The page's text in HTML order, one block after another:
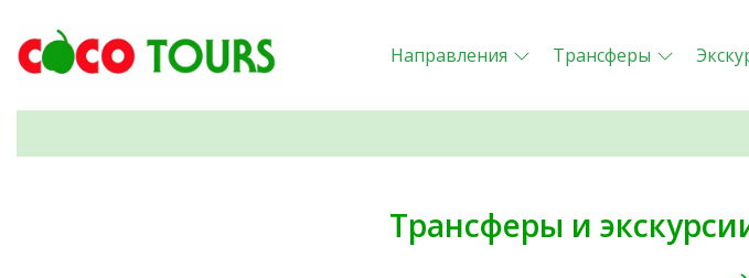
Направления Трансферы
Трансферы и